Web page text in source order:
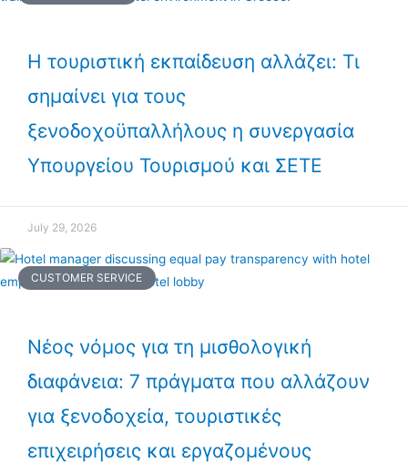
Η τουριστική εκπαίδευση αλλάζει: Τι
σημαίνει για τους
ξενοδοχοϋπαλλήλους η συνεργασία
Υπουργείου Τουρισμού και ΣΕΤΕ
July 29, 2026
CUSTOMER SERVICE
Νέος νόμος για τη μισθολογική
διαφάνεια: 7 πράγματα που αλλάζουν
για ξενοδοχεία, τουριστικές
επιχειρήσεις και εργαζομένους